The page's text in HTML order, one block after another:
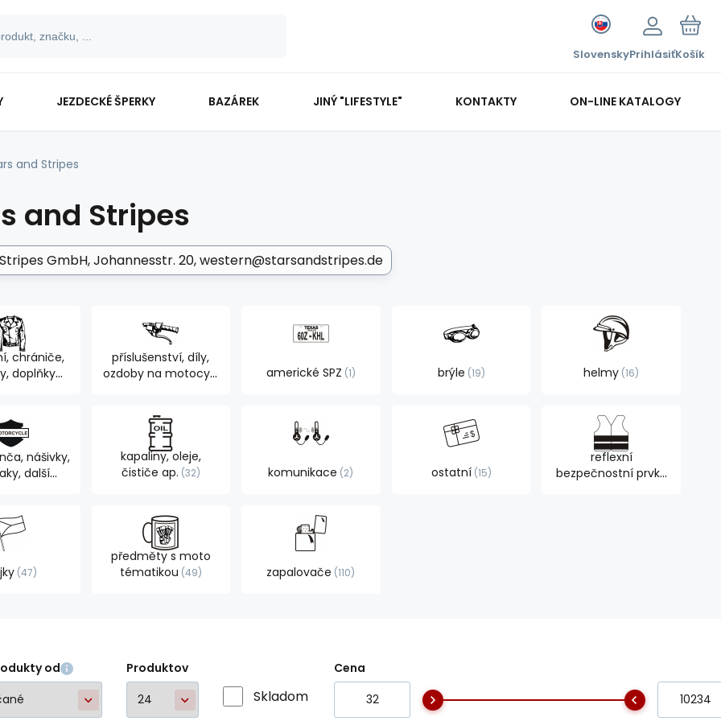
SlovenskyPrihlásiťKošík
JEZDECKÉ ŠPERKY BAZÁREK JINÝ "LIFESTYLE" KONTAKTY ON-LINE KATALOGY
and Stripes
and Stripes
GmbH Johannesstr. 20 western@starsandstripes.de
chrániče,
doplňky
příslušenství, díly,
ozdoby na motocykl
americké SPZ 1 brýle 19 helmy 16
nášivky,
další
kapaliny, oleje,
čističe ap. 32 komunikace 2 ostatní 15
reflexní
bezpečnostní prvky
47
předměty s moto
tématikou 49 zapalovače 110
od Produktov
Skladom
Cena